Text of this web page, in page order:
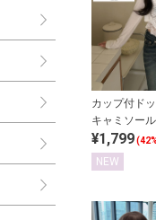
カップ付ド
キャミソー
ンサンブル
¥1,799
NEW